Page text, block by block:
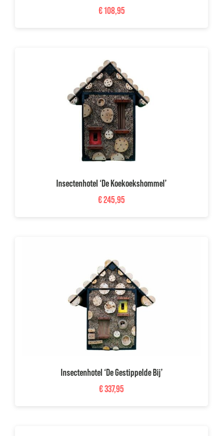
€108,95
Insectenhotel ‘De Koekoekshommel’
€245,95
Insectenhotel ‘De Gestippelde Bij’
€337,95